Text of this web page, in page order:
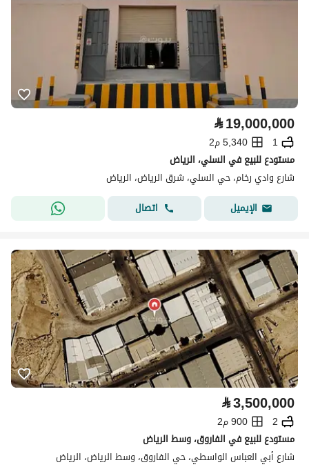
⃁19,000,000
1
5,340 م2
مستودع للبيع في السلي، الرياض
شارع وادي رخام، حي السلي، شرق الرياض، الرياض
الإيميل
اتصال
⃁3,500,000
2
900 م2
مستودع للبيع في الفاروق، وسط الرياض
شارع أبي العباس الواسطي، حي الفاروق، وسط الرياض، الرياض